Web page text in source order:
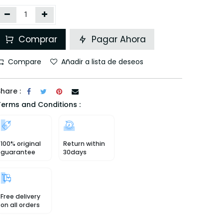
Comprar Pagar Ahora
Compare Añadir a lista de deseos
:
and Conditions :
100% original
guarantee
Return within
30days
Free delivery
on all orders